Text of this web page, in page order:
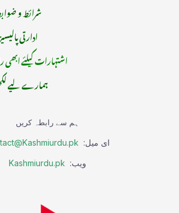
شرائط و
ادارتی پالیسیز
اشتہارات کیلئے
ہمارے لیے
ہم سے رابطہ کریں
ای میل:
ویب: Kashmiurdu.pk